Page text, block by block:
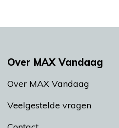
Over MAX Vandaag
Over MAX Vandaag
Veelgestelde vragen